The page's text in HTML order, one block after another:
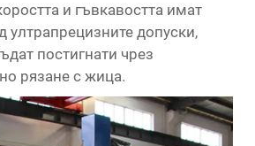
и гъвкавостта имат
ултрапрецизните допуски,
постигнати чрез
рязане с жица.